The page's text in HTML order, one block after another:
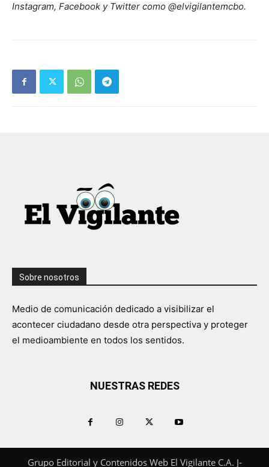
Instagram, Facebook y Twitter como @elvigilantemcbo.
Sobre nosotros
Medio de comunicación dedicado a visibilizar el
acontecer ciudadano desde otra perspectiva y proteger
el medioambiente en todos los sentidos.
NUESTRAS REDES
Grupo Editorial y Contenidos Web El Vigilante C.A. J-